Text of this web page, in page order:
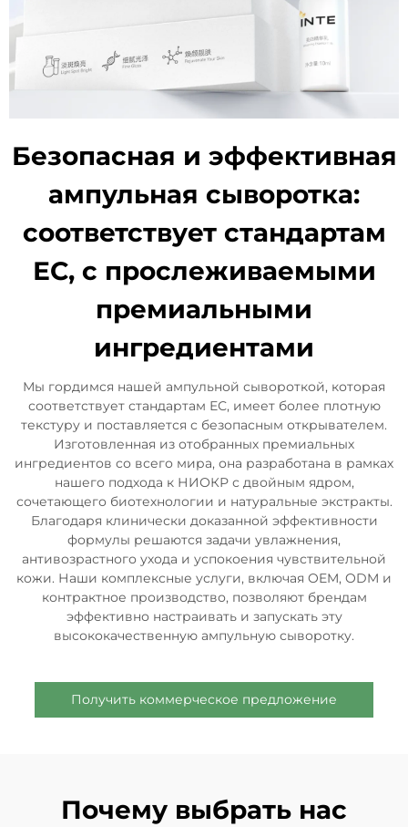
Безопасная и эффективная
ампульная сыворотка:
соответствует стандартам
ЕС, с прослеживаемыми
премиальными
ингредиентами
Мы гордимся нашей ампульной сывороткой, которая
соответствует стандартам ЕС, имеет более плотную
текстуру и поставляется с безопасным открывателем.
Изготовленная из отобранных премиальных
ингредиентов со всего мира, она разработана в рамках
нашего подхода к НИОКР с двойным ядром,
сочетающего биотехнологии и натуральные экстракты.
Благодаря клинически доказанной эффективности
формулы решаются задачи увлажнения,
антивозрастного ухода и успокоения чувствительной
кожи. Наши комплексные услуги, включая OEM, ODM и
контрактное производство, позволяют брендам
эффективно настраивать и запускать эту
высококачественную ампульную сыворотку.
Получить коммерческое предложение
Почему выбрать нас